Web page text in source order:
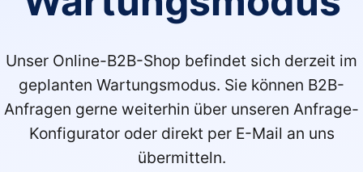
Unser Online-B2B-Shop befindet sich derzeit im
geplanten Wartungsmodus. Sie können B2B-
Anfragen gerne weiterhin über unseren Anfrage-
Konfigurator oder direkt per E-Mail an uns
übermitteln.